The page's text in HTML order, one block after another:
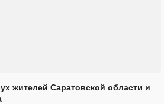
жителей Саратовской области и